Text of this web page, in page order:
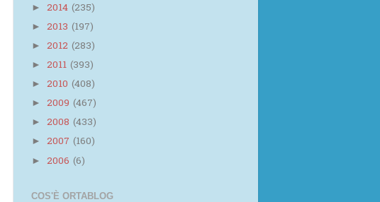
► 2014 (235)
► 2013 (197)
► 2012 (283)
► 2011 (393)
► 2010 (408)
► 2009 (467)
► 2008 (433)
► 2007 (160)
► 2006 (6)
COS'È ORTABLOG